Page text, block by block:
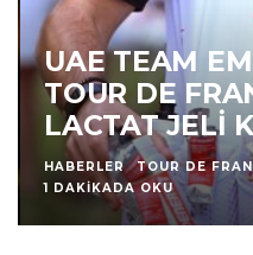
UAE TEAM
TOUR DE
LACTAT JELI
HABERLER TOUR DE
1 DAKIKADA OKU